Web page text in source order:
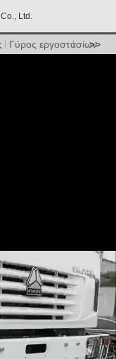
Ltd.
Γύρος εργοστασίων
>>